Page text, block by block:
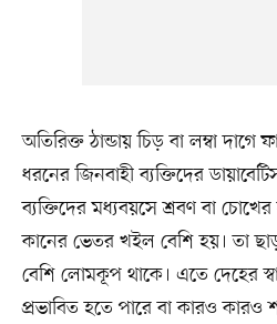
অতিরিক্ত ঠান্ডায় চিড় বা লম্বা দাগে
ধরনের জিনবাহী ব্যক্তিদের
ব্যক্তিদের মধ্যবয়সে শ্রবণ বা
কানের ভেতর খইল বেশি হয়। তা
বেশি লোমকূপ থাকে। এতে দেহের
প্রভাবিত হতে পারে বা কারও কারও